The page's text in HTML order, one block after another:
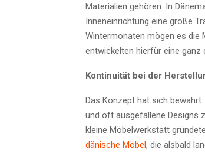
Materialien gehören. In
Inneneinrichtung eine große
Wintermonaten mögen es die
entwickelten hierfür eine ganz
Kontinuität bei der
Das Konzept hat sich
und oft ausgefallene Designs
kleine Möbelwerkstatt
dänische Möbel, die alsbald